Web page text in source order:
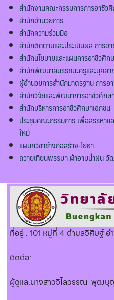
สำนักงานคณะกรรมการการอาชีว
สำนักอำนวยการ
สำนักความร่วมมือ
สำนักติดตามและประเมินผล การอ
สำนักนโยบายและแผนการอาชีวศึก
สำนักพัฒนาสมรรถนะครูและบุคลา
ผู้อำนวยการสำนักมาตรฐาน การอ
สำนักวิจัยและพัฒนาการอาชีวศึกษา
สำนักบริหารการอาชีวศึกษาเอกชน
ประชุมคณะกรรมการ เพื่อสรรหา
ใหม่
แผนกวิชาช่างก่อสร้าง-โยธา
ถวายเทียนพรรษา ผ้าอาบน้ำฝน วั
ที่อยู่ : 101 หมู่ที่ 4 ตำบลวิศิษฐ์ อ
ติดต่อ:
ผู้ดูแล:นางสาววิไลวรรณ พุฒบุ